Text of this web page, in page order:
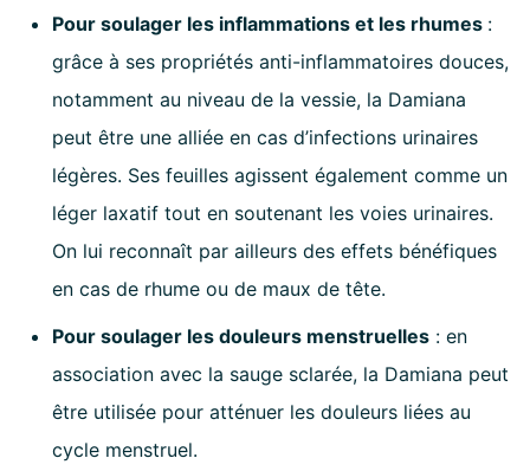
Pour soulager les inflammations et les rhumes :
grâce à ses propriétés anti-inflammatoires douces,
notamment au niveau de la vessie, la Damiana
peut être une alliée en cas d’infections urinaires
légères. Ses feuilles agissent également comme un
léger laxatif tout en soutenant les voies urinaires.
On lui reconnaît par ailleurs des effets bénéfiques
en cas de rhume ou de maux de tête.
Pour soulager les douleurs menstruelles : en
association avec la sauge sclarée, la Damiana peut
être utilisée pour atténuer les douleurs liées au
cycle menstruel.